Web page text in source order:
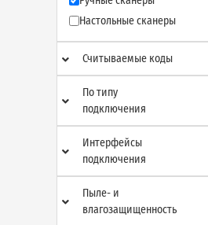
Настольные сканеры
Считываемые коды
По типу
подключения
Интерфейсы
подключения
Пыле- и
влагозащищенность